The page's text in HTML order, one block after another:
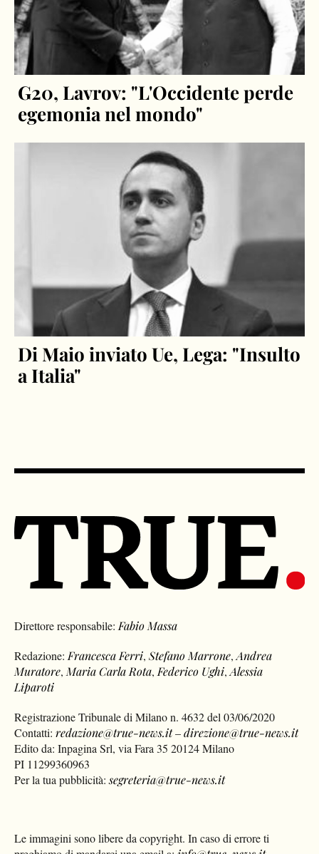
G20, Lavrov: "L'Occidente perde
egemonia nel mondo"
Di Maio inviato Ue, Lega: "Insulto
a Italia"
Direttore responsabile: Fabio Massa
Redazione: Francesca Ferri,Stefano Marrone,Andrea
Muratore, Maria Carla Rota, Federico Ughi,Alessia
Liparoti
Registrazione Tribunale di Milano n. 4632 del 03/06/2020
Contatti:redazione@true-news.it–direzione@true-news.it
Edito da: Inpagina Srl, via Fara 35 20124 Milano
PI 11299360963
Per la tua pubblicità:segreteria@true-news.it
Le immagini sono libere da copyright. In caso di errore ti